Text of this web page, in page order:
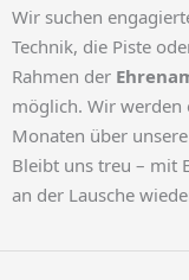
Wir suchen
Technik, die Piste
Rahmen der
möglich. Wir werden
Monaten über
Bleibt uns treu – mit
an der Lausche